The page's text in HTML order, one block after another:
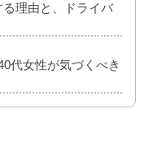
理由と、ドライバ
代女性が気づくべき